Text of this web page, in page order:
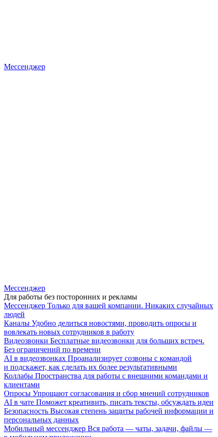
Мессенджер
Мессенджер
Для работы без посторонних и рекламы
Мессенджер Только для вашей компании. Никаких случайных
людей
Каналы Удобно делиться новостями, проводить опросы и
вовлекать новых сотрудников в работу
Видеозвонки Бесплатные видеозвонки для больших встреч.
Без ограничений по времени
AI в видеозвонках Проанализирует созвоны с командой
и подскажет, как сделать их более результативными
Коллабы Пространства для работы с внешними командами и
клиентами
Опросы Упрощают согласования и сбор мнений сотрудников
AI в чате Поможет креативить, писать тексты, обсуждать идеи
Безопасность Высокая степень защиты рабочей информации и
персональных данных
Мобильный мессенджер Вся работа — чаты, задачи, файлы —